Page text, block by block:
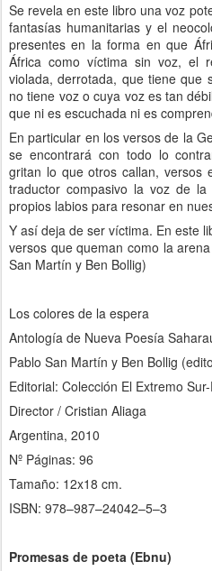
Se revela en este libro una voz
fantasías humanitarias y el
presentes en la forma en que
África como víctima sin voz, el
violada, derrotada, que tiene que
no tiene voz o cuya voz es tan
que ni es escuchada ni es
En particular en los versos de la
se encontrará con todo lo
gritan lo que otros callan, versos
traductor compasivo la voz de
propios labios para resonar en
Y así deja de ser víctima. En este
versos que queman como la
San Martín y Ben Bollig)
Los colores de la espera
Antología de Nueva Poesía
Pablo San Martín y Ben Bollig
Editorial: Colección El Extremo
Director / Cristian Aliaga
Argentina, 2010
Nº Páginas: 96
Tamaño: 12x18 cm.
ISBN: 978–987–24042–5–3
Promesas de poeta (Ebnu)